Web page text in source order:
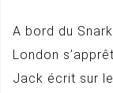
A bord du
London
Jack écrit sur